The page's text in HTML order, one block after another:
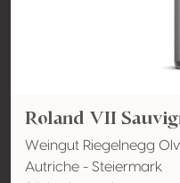
Roland VII
Weingut Riegelnegg
Autriche - Steiermark